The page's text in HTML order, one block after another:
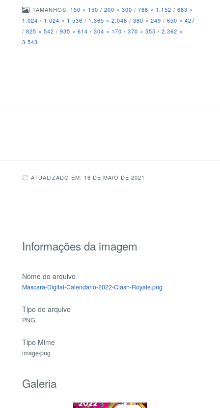
TAMANHOS: 150 × 150 / 200 × 300 / 768 × 1.152 / 683 ×
1.024 / 1.024 × 1.536 / 1.365 × 2.048 / 380 × 249 / 650 × 427
/ 825 × 542 / 935 × 614 / 304 × 170 / 370 × 555 / 2.362 ×
3.543
ATUALIZADO EM: 16 DE MAIO DE 2021
Informações da imagem
Nome do arquivo
Mascara-Digital-Calendario-2022-Clash-Royale.png
Tipo do arquivo
PNG
Tipo Mime
image/png
Galeria